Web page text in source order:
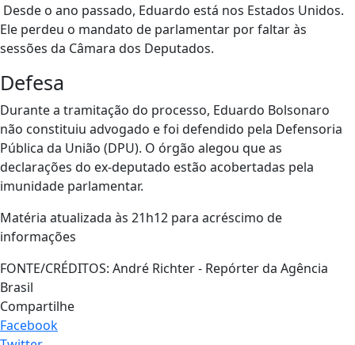
Desde o ano passado, Eduardo está nos Estados Unidos.
Ele perdeu o mandato de parlamentar por faltar às
sessões da Câmara dos Deputados.
Defesa
Durante a tramitação do processo, Eduardo Bolsonaro
não constituiu advogado e foi defendido pela Defensoria
Pública da União (DPU). O órgão alegou que as
declarações do ex-deputado estão acobertadas pela
imunidade parlamentar.
Matéria atualizada às 21h12 para acréscimo de
informações
FONTE/CRÉDITOS: André Richter - Repórter da Agência
Brasil
Compartilhe
Facebook